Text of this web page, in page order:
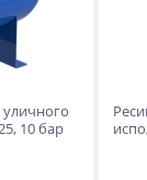
10 бар